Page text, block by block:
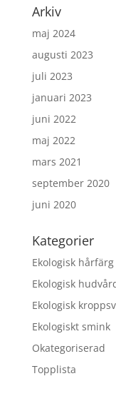
Arkiv
maj 2024
augusti 2023
juli 2023
januari 2023
juni 2022
maj 2022
mars 2021
september 2020
juni 2020
Kategorier
Ekologisk hårfärg
Ekologisk
Ekologisk
Ekologiskt smink
Okategoriserad
Topplista